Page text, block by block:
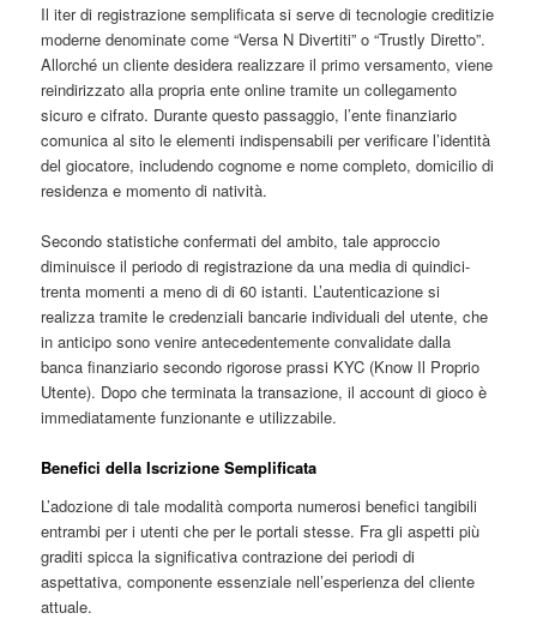
Il iter di registrazione semplificata si serve di tecnologie creditizie
moderne denominate come “Versa N Divertiti” o “Trustly Diretto”.
Allorché un cliente desidera realizzare il primo versamento, viene
reindirizzato alla propria ente online tramite un collegamento
sicuro e cifrato. Durante questo passaggio, l’ente finanziario
comunica al sito le elementi indispensabili per verificare l’identità
del giocatore, includendo cognome e nome completo, domicilio di
residenza e momento di natività.
Secondo statistiche confermati del ambito, tale approccio
diminuisce il periodo di registrazione da una media di quindici-
trenta momenti a meno di di 60 istanti. L’autenticazione si
realizza tramite le credenziali bancarie individuali del utente, che
in anticipo sono venire antecedentemente convalidate dalla
banca finanziario secondo rigorose prassi KYC (Know Il Proprio
Utente). Dopo che terminata la transazione, il account di gioco è
immediatamente funzionante e utilizzabile.
Benefici della Iscrizione Semplificata
L’adozione di tale modalità comporta numerosi benefici tangibili
entrambi per i utenti che per le portali stesse. Fra gli aspetti più
graditi spicca la significativa contrazione dei periodi di
aspettativa, componente essenziale nell’esperienza del cliente
attuale.